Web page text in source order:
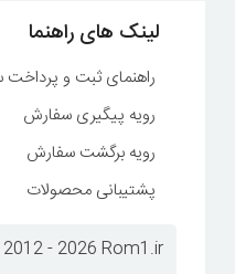
لینک های راهنما
راهنمای ثبت و
رویه پیگیری سفارش
رویه برگشت سفارش
پشتیبانی محصولات
- 2026 Rom1.ir